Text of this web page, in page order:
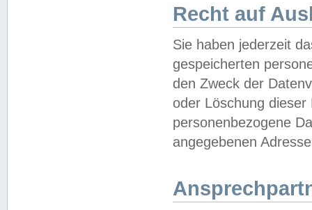
Recht auf
Sie haben jederzeit
gespeicherten
den Zweck der
oder Löschung
personenbezogene
angegebenen